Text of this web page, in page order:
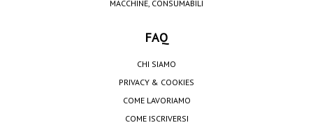
MACCHINE, CONSUMABILI
FAQ
CHI SIAMO
PRIVACY & COOKIES
COME LAVORIAMO
COME ISCRIVERSI